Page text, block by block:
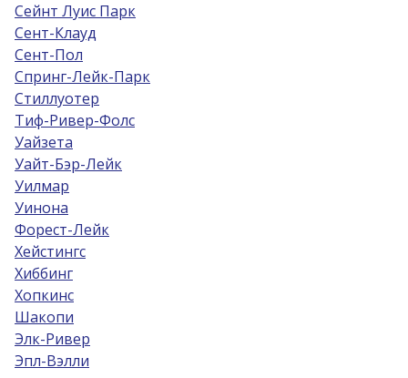
Сейнт Луис Парк
Сент-Клауд
Сент-Пол
Спринг-Лейк-Парк
Стиллуотер
Тиф-Ривер-Фолс
Уайзета
Уайт-Бэр-Лейк
Уилмар
Уинона
Форест-Лейк
Хейстингс
Хиббинг
Хопкинс
Шакопи
Элк-Ривер
Эпл-Вэлли